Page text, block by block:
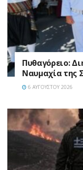
Πυθαγόρειο:
Ναυμαχία της
6 ΑΥΓΟΎΣΤΟΥ 2026